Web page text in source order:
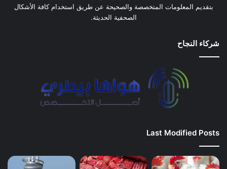
بتقديم المعلومات المتخصصة والصحيحة عن طريق استخدام كافة الأشكال
الصحفية الحديثة.
شركاء النجاح
Last Modified Posts